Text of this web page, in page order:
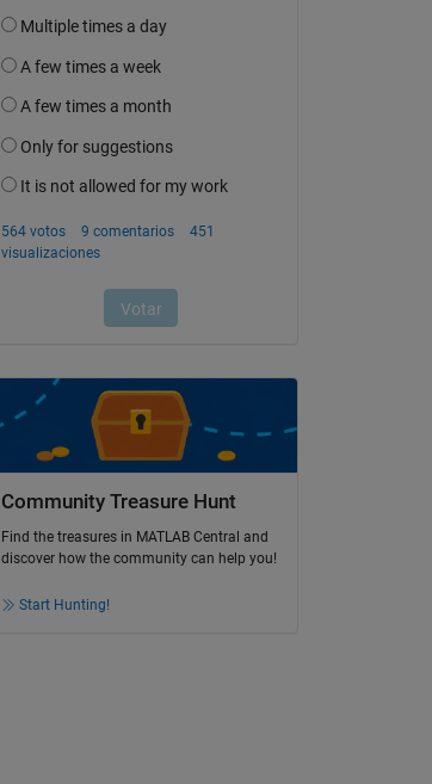
Community Treasure Hunt
Find the treasures in MATLAB Central and
discover how the community can help you!
Start Hunting!